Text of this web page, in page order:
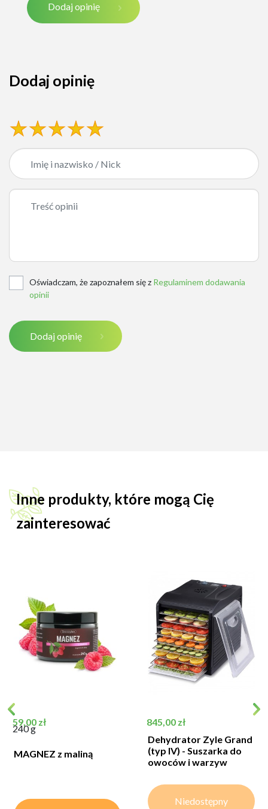
Dodaj opinię
Dodaj opinię
Oświadczam, że zapoznałem się z Regulaminem dodawania
opinii
Dodaj opinię
Inne produkty, które mogą Cię
zainteresować
Cena
59,00 zł
240 g
MAGNEZ z maliną
Cena
845,00 zł
Dehydrator Zyle Grand
(typ IV) - Suszarka do
owoców i warzyw
Niedostępny